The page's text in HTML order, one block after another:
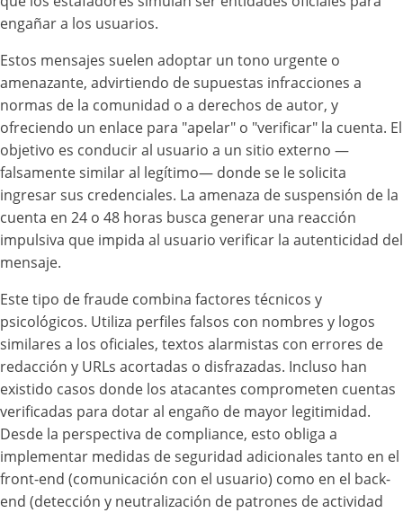
engañar a los usuarios.
Estos mensajes suelen adoptar un tono urgente o
amenazante, advirtiendo de supuestas infracciones a
normas de la comunidad o a derechos de autor, y
ofreciendo un enlace para "apelar" o "verificar" la cuenta. El
objetivo es conducir al usuario a un sitio externo —
falsamente similar al legítimo— donde se le solicita
ingresar sus credenciales. La amenaza de suspensión de la
cuenta en 24 o 48 horas busca generar una reacción
impulsiva que impida al usuario verificar la autenticidad del
mensaje.
Este tipo de fraude combina factores técnicos y
psicológicos. Utiliza perfiles falsos con nombres y logos
similares a los oficiales, textos alarmistas con errores de
redacción y URLs acortadas o disfrazadas. Incluso han
existido casos donde los atacantes comprometen cuentas
verificadas para dotar al engaño de mayor legitimidad.
Desde la perspectiva de compliance, esto obliga a
implementar medidas de seguridad adicionales tanto en el
front-end (comunicación con el usuario) como en el back-
end (detección y neutralización de patrones de actividad